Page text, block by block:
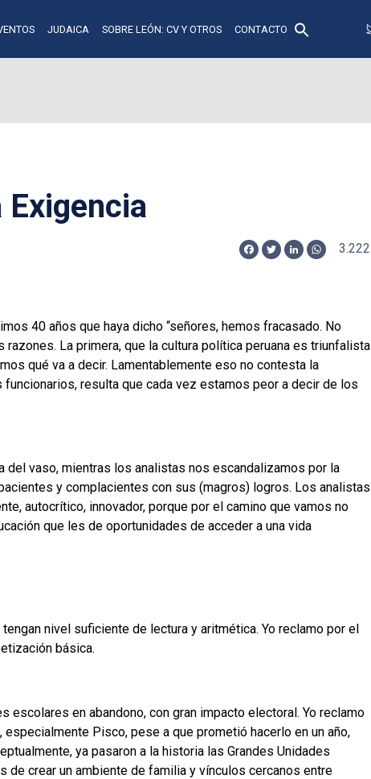
JUDAICA SOBRE LEÓN: CV Y OTROS CONTACTO
Exigencia
Facebook
TwitterLinkedInWhatsApp
3.222
40 años que haya dicho “señores, hemos fracasado. No
La primera, que la cultura política peruana es triunfalista
qué va a decir. Lamentablemente eso no contesta la
resulta que cada vez estamos peor a decir de los
del vaso, mientras los analistas nos escandalizamos por la
y complacientes con sus (magros) logros. Los analistas
autocrítico, innovador, porque por el camino que vamos no
que les de oportunidades de acceder a una vida
nivel suficiente de lectura y aritmética. Yo reclamo por el
básica.
escolares en abandono, con gran impacto electoral. Yo reclamo
Pisco, pese a que prometió hacerlo en un año,
ya pasaron a la historia las Grandes Unidades
crear un ambiente de familia y vínculos cercanos entre